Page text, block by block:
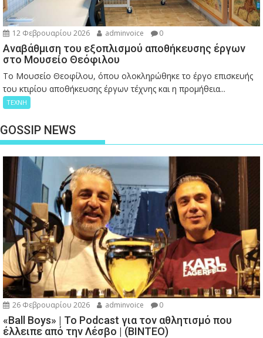
12 Φεβρουαρίου 2026 adminvoice 0
Αναβάθμιση του εξοπλισμού αποθήκευσης έργων
στο Μουσείο Θεόφιλου
Το Μουσείο Θεοφίλου, όπου ολοκληρώθηκε το έργο επισκευής
του κτιρίου αποθήκευσης έργων τέχνης και η προμήθεια...
ΤΕΧΝΗ
GOSSIP NEWS
26 Φεβρουαρίου 2026 adminvoice 0
«Ball Boys» | Το Podcast για τον αθλητισμό που
έλλειπε από την Λέσβο | (ΒΙΝΤΕΟ)